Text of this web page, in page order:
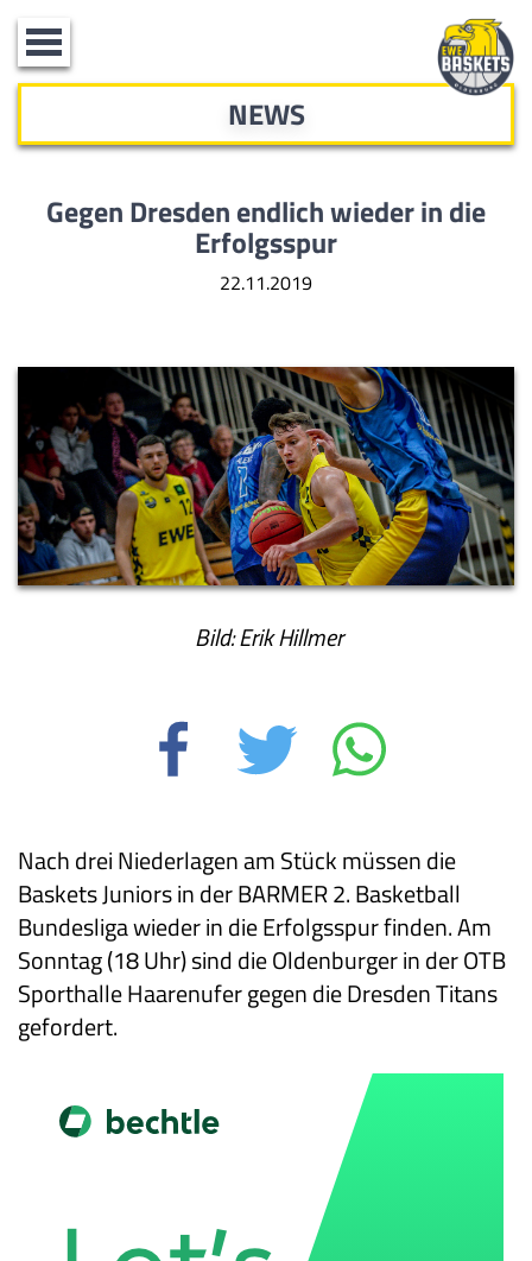
Toggle
navigation
NEWS
Gegen Dresden endlich wieder in die
Erfolgsspur
22.11.2019
Bild: Erik Hillmer
Nach drei Niederlagen am Stück müssen die
Baskets Juniors in der BARMER 2. Basketball
Bundesliga wieder in die Erfolgsspur finden. Am
Sonntag (18 Uhr) sind die Oldenburger in der OTB
Sporthalle Haarenufer gegen die Dresden Titans
gefordert.